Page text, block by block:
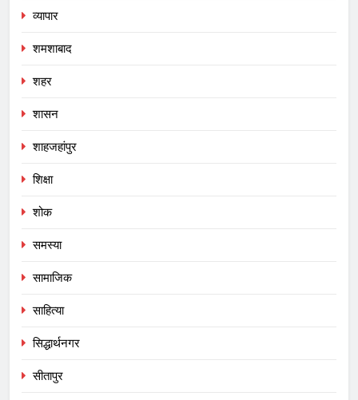
व्यापार
शमशाबाद
शहर
शासन
शाहजहांपुर
शिक्षा
शोक
समस्या
सामाजिक
साहित्या
सिद्धार्थनगर
सीतापुर